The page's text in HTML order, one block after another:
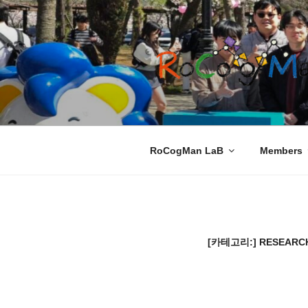
콘
텐
츠
로
바
로
가
기
Department of Robotics,
RoCogMan LaB Members
[카테고리:]